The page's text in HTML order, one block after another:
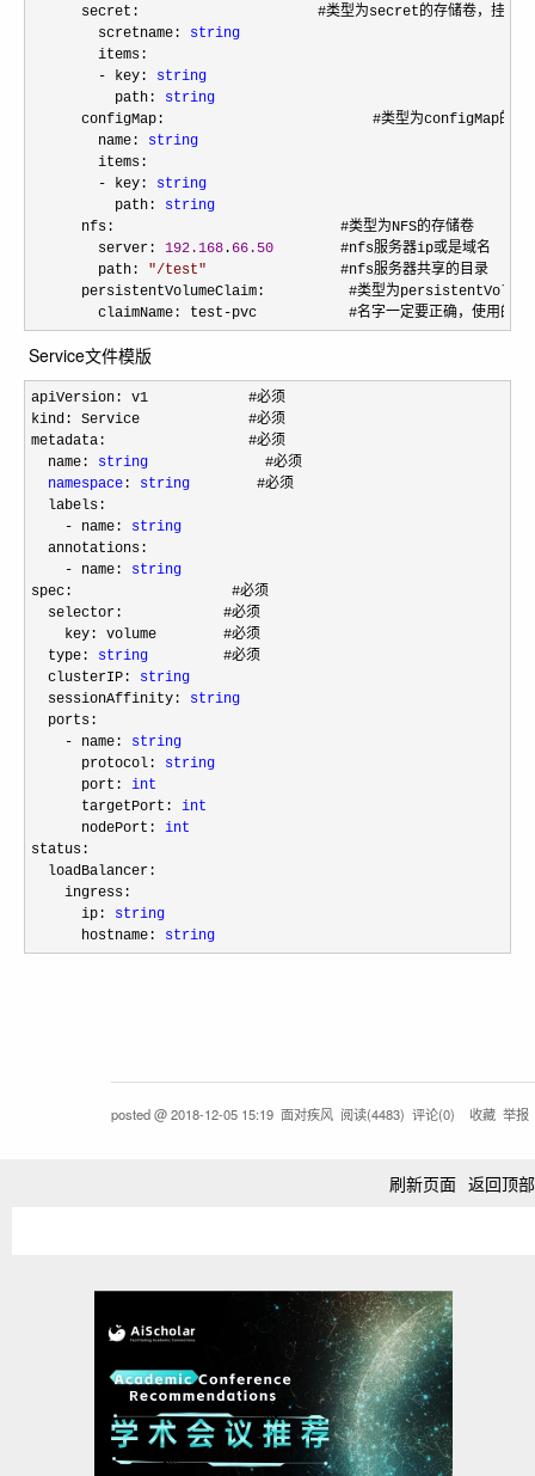
secret:       　　　　　　    #类型为secret的存储卷，挂载集
        scretname:
string
        items:
- key: string
          path:
string
configMap:      　　　　            #类型为configMap的存
        name:
string
        items:
- key: string
          path:
string
      nfs:                           #类型为NFS的存储卷
        server:
192.168 . 66.50
        #nfs服务器ip或是域名
        path:
"/test"
                #nfs服务器共享的目录
persistentVolumeClaim:          #类型为
        claimName: test
-pvc           #名字一定要正确，使用的是
Service文件模版
apiVersion: v1            #必须
kind: Service             #必须
metadata:                 #必须
  name:
string
              #必须
namespace : string
        #必须
  labels:
- name: string
  annotations:
- name: string
spec:                   #必须
  selector:            #必须
    key: volume        #必须
  type:
string
         #必须
  clusterIP:
string
  sessionAffinity:
string
  ports:
- name: string
      protocol:
string
      port:
int
      targetPort:
int
      nodePort:
int
status:
  loadBalancer:
    ingress:
      ip:
string
      hostname:
string
posted @2018-12-05 15:19 面对疾风 阅读(4483) 评论(0) 收藏 举报
刷新页面 返回顶部